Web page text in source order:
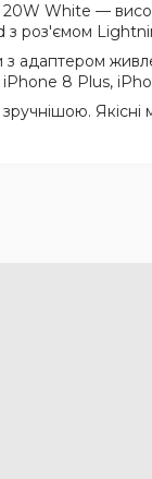
White —
з роз'ємом
адаптером
8 Plus,
Якісні